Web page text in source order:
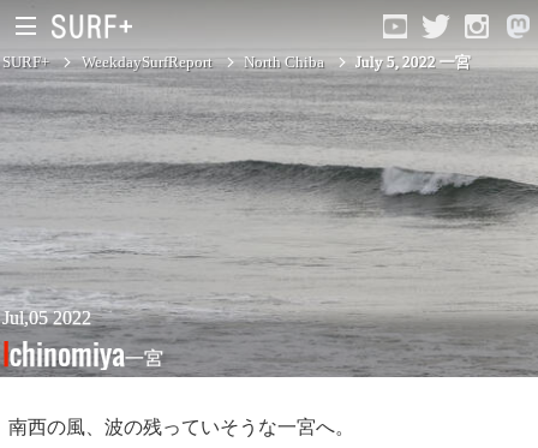
South Ibaraki
North Chiba
South Chiba
Unusually
Video Logs
SURF+ WeekdaySurfReport North Chiba July 5, 2022 一宮
Jul,05 2022
Ichinomiya一宮
南西の風、波の残っていそうな一宮へ。